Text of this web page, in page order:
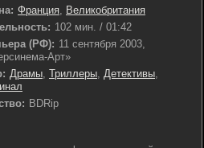
Франция, Великобритания
102 мин. / 01:42
(РФ): 11 сентября 2003,
Арт»
Драмы, Триллеры, Детективы,
BDRip